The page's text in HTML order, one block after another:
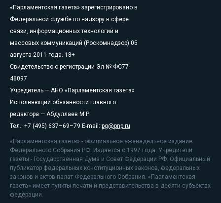
«Парламентская газета» зарегистрировано в
Федеральной службе по надзору в сфере
связи, информационных технологий и
массовых коммуникаций (Роскомнадзор) 05
августа 2011 года. 18+
Свидетельство о регистрации Эл № ФС77-
46097
Учредитель — АНО «Парламентская газета»
Исполняющий обязанности главного
редактора — Абдуллаев М.Р.
Тел.: +7 (495) 637–69–79 E-mail: pg@pnp.ru
«Парламентская газета» - официальное еженедельное издание
Федерального Собрания РФ. Издается с 1997 года. Учредители
газеты - Государственная Дума и Совет Федерации РФ. Официальный
публикатор федеральных конституционных законов, федеральных
законов и актов палат Федерального Собрания. «Парламентская
газета» имеет пункты печати и представительства в десяти субъектах
федерации.